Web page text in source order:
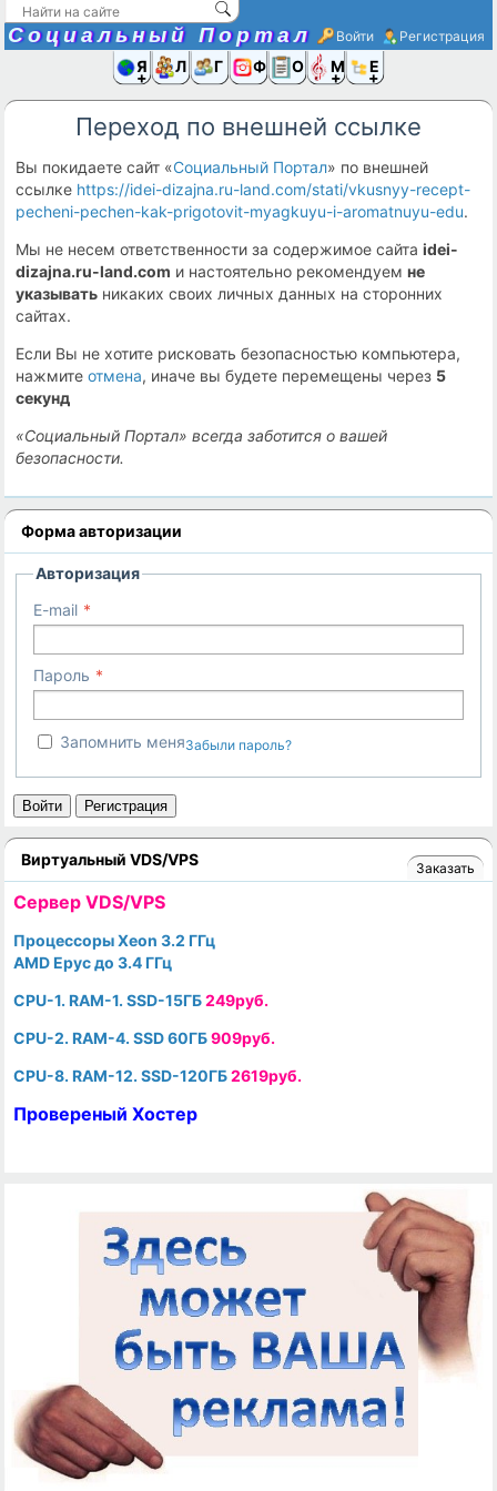
Социальный Портал Войти Регистрация
Я иЛюди
Группы
Фото Ещё
Переход по внешней ссылке
Вы покидаете сайт «Социальный Портал» по внешней
ссылке https://idei-dizajna.ru-land.com/stati/vkusnyy-recept-
pecheni-pechen-kak-prigotovit-myagkuyu-i-aromatnuyu-edu.
Мы не несем ответственности за содержимое сайтаidei-
dizajna.ru-land.com и настоятельно рекомендуемне
указывать никаких своих личных данных на сторонних
сайтах.
Если Вы не хотите рисковать безопасностью компьютера,
нажмитеотмена, иначе вы будете перемещены через 5
секунд
«Социальный Портал» всегда заботится о вашей
безопасности.
Форма авторизации
Авторизация
E-mail
Пароль
Запомнить меняЗабыли пароль?
Войти Регистрация
Виртуальный VDS/VPS Заказать
Cервер VDS/VPS
Процессоры Xeon 3.2 ГГц
AMD Epyc до 3.4 ГГц
CPU-1. RAM-1. SSD-15ГБ249руб.
CPU-2. RAM-4. SSD 60ГБ909руб.
CPU-8. RAM-12. SSD-120ГБ2619руб.
Провереный Хостер